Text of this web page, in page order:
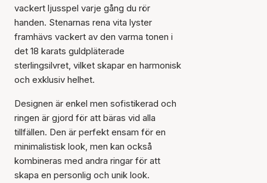
vackert ljusspel varje gång du rör
handen. Stenarnas rena vita lyster
framhävs vackert av den varma tonen i
det 18 karats guldpläterade
sterlingsilvret, vilket skapar en harmonisk
och exklusiv helhet.
Designen är enkel men sofistikerad och
ringen är gjord för att bäras vid alla
tillfällen. Den är perfekt ensam för en
minimalistisk look, men kan också
kombineras med andra ringar för att
skapa en personlig och unik look.